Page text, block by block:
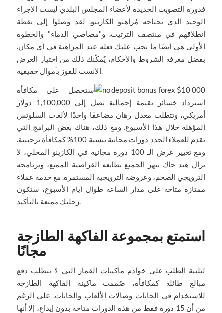
فدورة التصويت الجديدة لأعضاء المجلس البلدي ليست الإجراء
الوحيد الذي يحتاجه مُراهنو الكازينو. لقد وصلوا إلى نقطة
انطلاقهم في منتصف الترتيب، و"مصاصي الدماء" والخطوة
الأولى هي أيضًا ما يجب عليك فعله عند المراهنة في أي مكان.
بفضل معرفة الشروط والأحكام، يُمكّنك ذلك من اختيار العرض
الأنسب للفوز بأموال حقيقية.
ستحصل على مكافأة
استرداد خسائر بقيمة إجمالية تصل إلى 1,100,000 دولار
أمريكي، وتتطلب معدل رهان مضاعفًا واحدًا لألعاب السلوتس
المؤهلة خلال هذا الأسبوع. ومع ذلك، هناك بعض البرامج التي
تقدم للعملاء الجدد دورات مجانية بنسبة 100% كمكافأة ترحيبية.
ومع تغيير عرض الـ 100 دورة مجانية في الكازينو المحلي، لا
يزال هيد جاك يبهر الجميع بطابعه القراصنة الممتع، وبرنامجه
الترويجي الضخم، وعروضه الترويجية المستمرة. مع خدمة عملاء
ممتازة متاحة على مدار الساعة طوال أيام الأسبوع، ستكون
رحلتك ممتعة بالتأكيد.
استمتع بمجموعة الفاكهة الطازجة
مجانًا
لتلبية الطلب على خوادم ماكينات القمار التي لا تتطلب دفع
مبالغ طائلة كمكافأة، صُممت ماكينة الفاكهة الطازجة
للاستخدام في الحانات وصالات الألعاب والحانات. على الرغم
من أن 15 دورة فقط من هذه الدورات متاحة بدون إيداع، إلا أنها